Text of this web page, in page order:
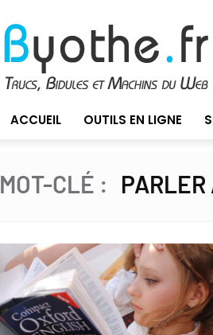
ACCUEIL OUTILS EN LIGNE
MOT-CLÉ :